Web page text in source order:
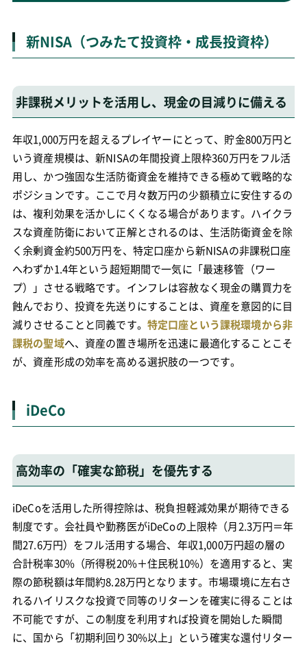
新NISA（つみたて投資枠・成長投資枠）
非課税メリットを活用し、現金の目減りに備える
年収1,000万円を超えるプレイヤーにとって、貯金800万円と
いう資産規模は、新NISAの年間投資上限枠360万円をフル活
用し、かつ強固な生活防衛資金を維持できる極めて戦略的な
ポジションです。ここで月々数万円の少額積立に安住するの
は、複利効果を活かしにくくなる場合があります。ハイクラ
スな資産防衛において正解とされるのは、生活防衛資金を除
く余剰資金約500万円を、特定口座から新NISAの非課税口座
へわずか1.4年という超短期間で一気に「最速移管（ワー
プ）」させる戦略です。インフレは容赦なく現金の購買力を
蝕んでおり、投資を先送りにすることは、資産を意図的に目
減りさせることと同義です。 特定口座という課税環境から非
課税の聖域へ、資産の置き場所を迅速に最適化することこそ
が、資産形成の効率を高める選択肢の一つです。
iDeCo
高効率の「確実な節税」を優先する
iDeCoを活用した所得控除は、税負担軽減効果が期待できる
制度です。会社員や勤務医がiDeCoの上限枠（月2.3万円＝年
間27.6万円）をフル活用する場合、年収1,000万円超の層の
合計税率30%（所得税20%＋住民税10%）を適用すると、実
際の節税額は年間約8.28万円となります。市場環境に左右さ
れるハイリスクな投資で同等のリターンを確実に得ることは
不可能ですが、この制度を利用すれば投資を開始した瞬間
に、国から「初期利回り30%以上」という確実な還付リター